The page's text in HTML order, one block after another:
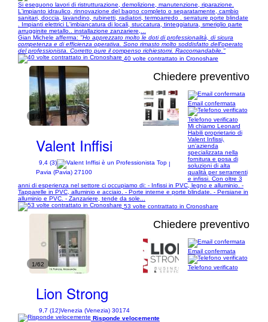
Si eseguono lavori di ristrutturazione, demolizione, manutenzione, riparazione.
L'impianto idraulico, rinnovazione del bagno completo o separatamente, cambio
sanitari, doccia, lavandino, rubinetti, radiatori, termoarredo . serrature porte blindate
. Impianti elettrici L'imbiancatura di locali, stuccatura, tinteggiatura, smeriglio parte
arrugginite metallo.. installazione zanzariere,...
Gian Michele afferma: "Ho apprezzato molto le doti di professionalità, di sicura
competenza e di efficienza operativa. Sono rimasto molto soddisfatto dell'operato
del professionista. Corretto pure il compenso richiestomi. Raccomandabile."
40 volte contrattato in Cronoshare
1/34
Chiedere preventivo
Valent Inffisi
9,4 (3)
|
Pavia (Pavia) 27100
Email confermata
Telefono verificato
Mi chiamo Leonard
Habili proprietario di
Valent Infissi,
un'azienda
specializzata nella
fornitura e posa di
soluzioni di alta
qualità per serramenti
e infissi. Con oltre 3
anni di esperienza nel settore ci occupiamo di: - Infissi in PVC, legno e alluminio. -
Tapparelle in PVC, alluminio e acciaio. - Porte interne e porte blindate. - Persiane in
alluminio e PVC. - Zanzariere, tende da sole...
53 volte contrattato in Cronoshare
1/62
Chiedere preventivo
Lion Strong
9,7 (12)Venezia (Venezia) 30174
Email confermata
Telefono verificato
Risponde velocemente